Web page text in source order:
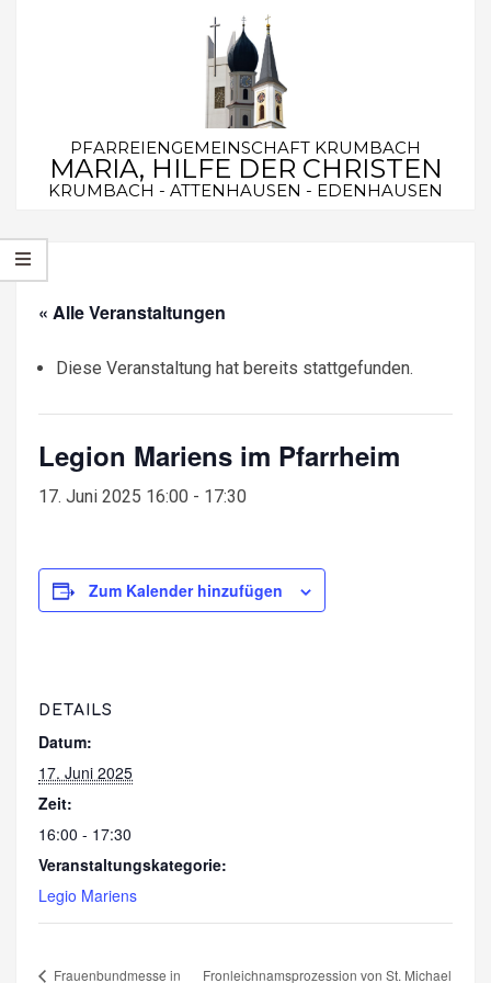
PFARREIENGEMEINSCHAFT KRUMBACH
MARIA, HILFE DER CHRISTEN
KRUMBACH - ATTENHAUSEN - EDENHAUSEN
Secondary
Navigation
« Alle Veranstaltungen
Diese Veranstaltung hat bereits stattgefunden.
Legion Mariens im Pfarrheim
17. Juni 2025 16:00 - 17:30
Zum Kalender hinzufügen
DETAILS
Datum:
17. Juni 2025
Zeit:
16:00 - 17:30
Veranstaltungskategorie:
Legio Mariens
Frauenbundmesse in Fronleichnamsprozession von St. Michael